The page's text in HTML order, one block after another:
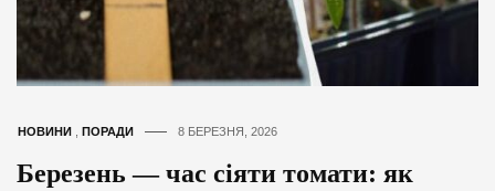
НОВИНИ , ПОРАДИ 8 БЕРЕЗНЯ, 2026
Березень — час сіяти томати: як